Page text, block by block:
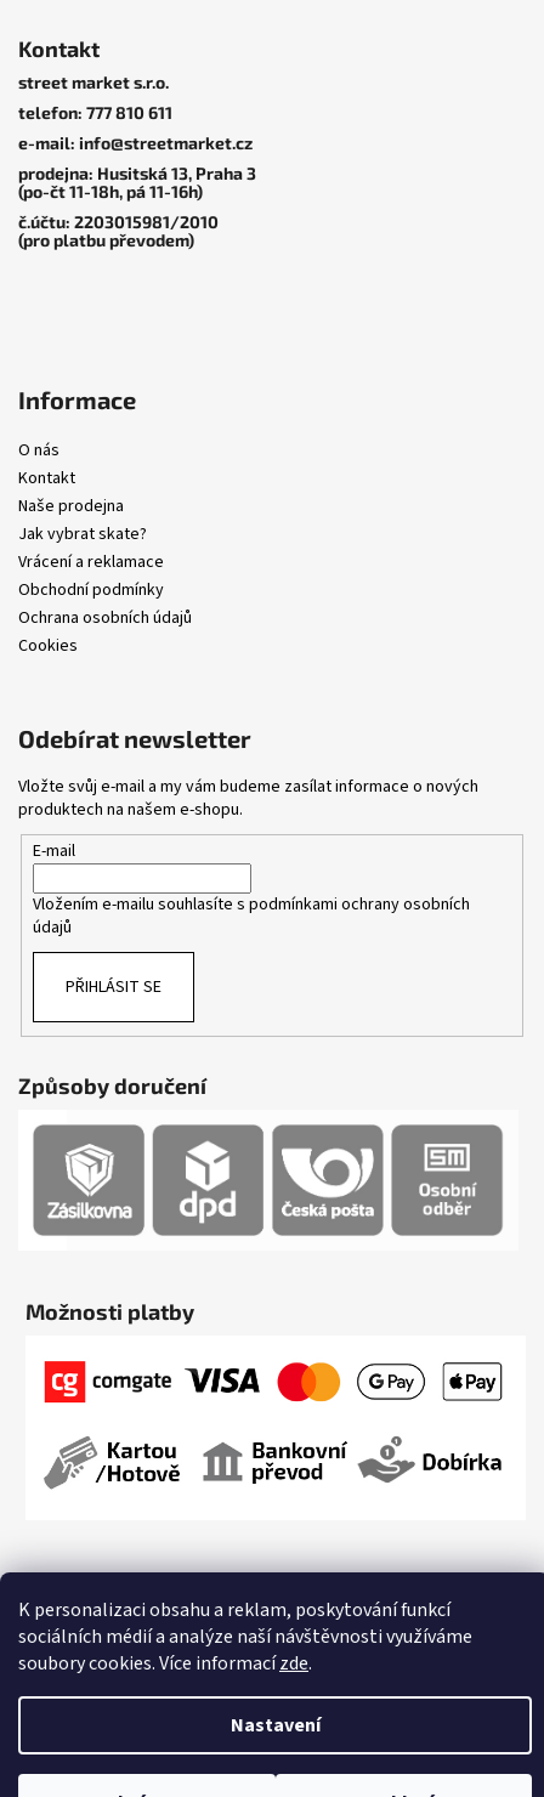
K personalizaci obsahu a reklam, poskytování funkcí
sociálních médií a analýze naší návštěvnosti využíváme
soubory cookies. Více informacízde.
Nastavení
Kontakt
street market s.r.o.
telefon: 777 810 611
e-mail: info@streetmarket.cz
prodejna: Husitská 13, Praha 3
(po-čt 11-18h, pá 11-16h)
č.účtu: 2203015981/2010
(pro platbu převodem)
Informace
O nás
Kontakt
Naše prodejna
Jak vybrat skate?
Vrácení a reklamace
Obchodní podmínky
Ochrana osobních údajů
Cookies
Odebírat newsletter
Vložte svůj e-mail a my vám budeme zasílat informace o nových
produktech na našem e-shopu.
E-mail
Vložením e-mailu souhlasíte s podmínkami ochrany osobních
údajů
PŘIHLÁSIT SE
Způsoby doručení
Možnosti platby
Vytvořil Shoptet